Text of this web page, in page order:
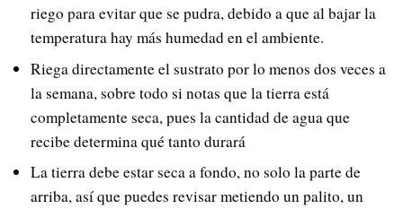
riego para evitar que se pudra, debido a que al bajar la
temperatura hay más humedad en el ambiente.
Riega directamente el sustrato por lo menos dos veces a
la semana, sobre todo si notas que la tierra está
completamente seca, pues la cantidad de agua que
recibe determina qué tanto durará
La tierra debe estar seca a fondo, no solo la parte de
arriba, así que puedes revisar metiendo un palito, un